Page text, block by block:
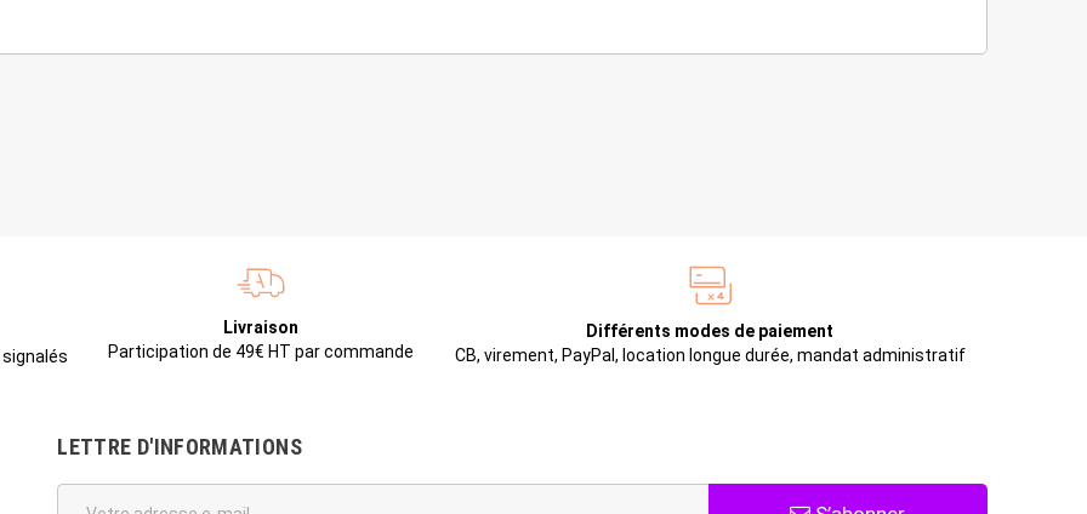
Livraison
Participation de 49€ HT par commande
Différents modes de paiement
CB, virement, PayPal, location longue durée, mandat administratif
LETTRE D'INFORMATIONS